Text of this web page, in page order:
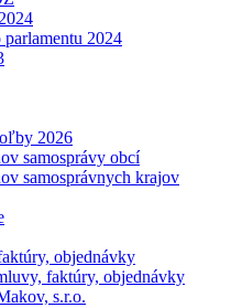
2024
2026
samosprávy obcí
samosprávnych krajov
objednávky
faktúry, objednávky
s.r.o.